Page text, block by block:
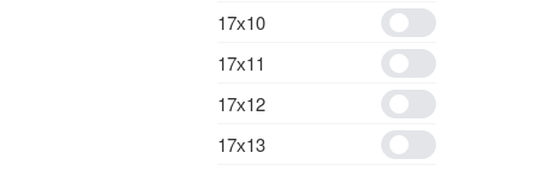
17х10
17х11
17х12
17х13